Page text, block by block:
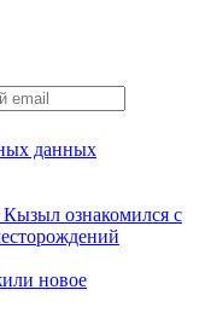
данных
ознакомился с
новое